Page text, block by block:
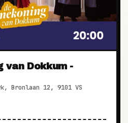
van Dokkum -
Bronlaan 12, 9101 VS